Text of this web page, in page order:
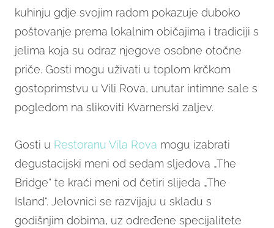
kuhinju gdje svojim radom pokazuje duboko
poštovanje prema lokalnim običajima i tradiciji s
jelima koja su odraz njegove osobne otočne
priče. Gosti mogu uživati u toplom krčkom
gostoprimstvu u Vili Rova, unutar intimne sale s
pogledom na slikoviti Kvarnerski zaljev.
Gosti u Restoranu Vila Rova mogu izabrati
degustacijski meni od sedam sljedova „The
Bridge“ te kraći meni od četiri slijeda „The
Island“. Jelovnici se razvijaju u skladu s
godišnjim dobima, uz određene specijalitete